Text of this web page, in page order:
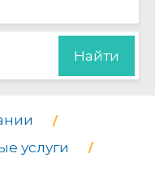
Найти
услуги